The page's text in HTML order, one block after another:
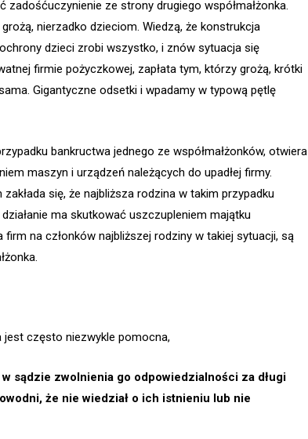
ze strony drugiego współmałżonka.
nierzadko dzieciom. Wiedzą, że konstrukcja
dzieci zrobi wszystko, i znów sytuacja się
firmie pożyczkowej, zapłata tym, którzy grożą, krótki
Gigantyczne odsetki i wpadamy w typową pętlę
bankructwa jednego ze współmałżonków, otwiera
maszyn i urządzeń należących do upadłej firmy.
się, że najbliższa rodzina w takim przypadku
ma skutkować uszczupleniem majątku
firm na członków najbliższej rodziny w takiej sytuacji, są
jest często niezwykle pomocna,
sądzie zwolnienia go odpowiedzialności za długi
że nie wiedział o ich istnieniu lub nie